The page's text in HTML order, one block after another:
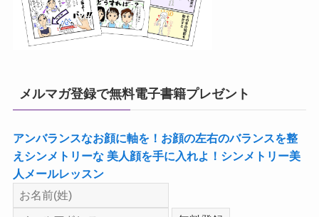
メルマガ登録で無料電子書籍プレゼント
アンバランスなお顔に軸を！お顔の左右のバランスを整
えシンメトリーな 美人顔を手に入れよ！シンメトリー美
人メールレッスン